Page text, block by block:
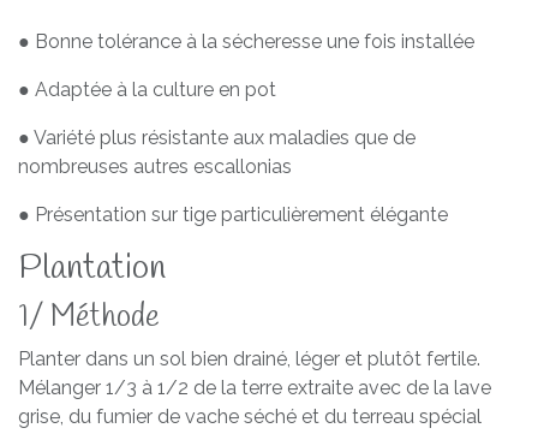
● Bonne tolérance à la sécheresse une fois installée
● Adaptée à la culture en pot
● Variété plus résistante aux maladies que de
nombreuses autres escallonias
● Présentation sur tige particulièrement élégante
Plantation
1/ Méthode
Planter dans un sol bien drainé, léger et plutôt fertile.
Mélanger 1/3 à 1/2 de la terre extraite avec de la lave
grise, du fumier de vache séché et du terreau spécial